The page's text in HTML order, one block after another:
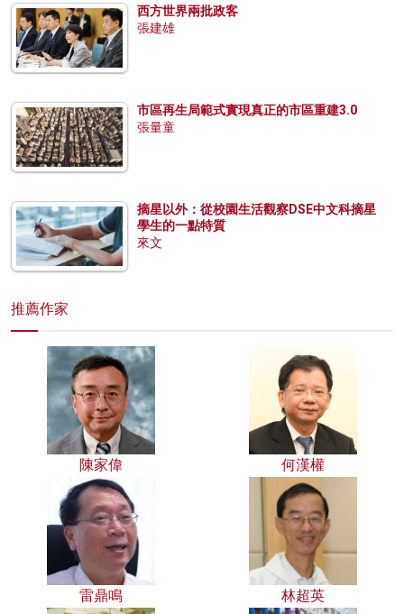
西方世界兩批政客
張建雄
市區再生局範式實現真正的市區重建3.0
張量童
摘星以外：從校園生活觀察DSE中文科摘星
學生的一點特質
來文
推薦作家
陳家偉 何漢權
雷鼎鳴 林超英